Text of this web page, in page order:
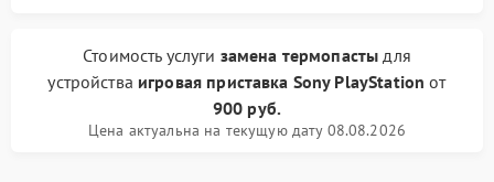
Стоимость услуги замена термопасты для
устройства игровая приставка Sony PlayStation от
900 руб.
Цена актуальна на текущую дату 08.08.2026